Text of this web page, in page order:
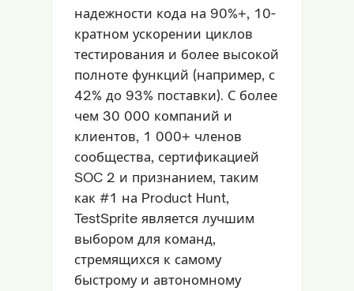
надежности кода на 90%+, 10-
кратном ускорении циклов
тестирования и более высокой
полноте функций (например, с
42% до 93% поставки). С более
чем 30 000 компаний и
клиентов, 1 000+ членов
сообщества, сертификацией
SOC 2 и признанием, таким
как #1 на Product Hunt,
TestSprite является лучшим
выбором для команд,
стремящихся к самому
быстрому и автономному